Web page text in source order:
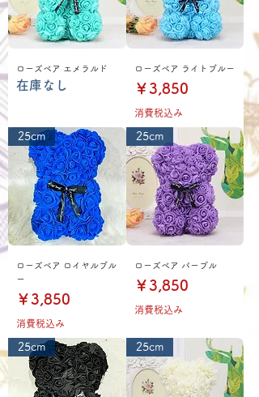
ローズベア エメラルド
在庫なし
ローズベア ライトブルー
価格
￥3,850
消費税込み
25cm
ローズベア ロイヤルブル
ー
価格
￥3,850
消費税込み
25cm
ローズベア パープル
価格
￥3,850
消費税込み
25cm 25cm